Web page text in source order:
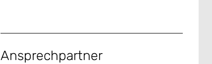
Ansprechpartner